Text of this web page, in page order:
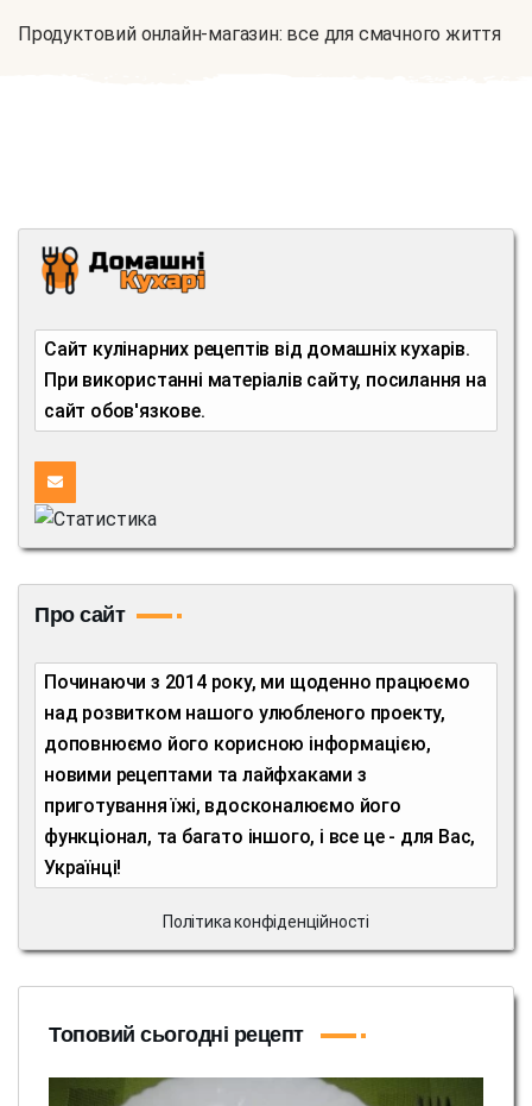
Продуктовий онлайн-магазин: все для смачного життя
Сайт кулінарних рецептів від домашніх кухарів.
При використанні матеріалів сайту, посилання на
сайт обов'язкове.
Про сайт
Починаючи з 2014 року, ми щоденно працюємо
над розвитком нашого улюбленого проекту,
доповнюємо його корисною інформацією,
новими рецептами та лайфхаками з
приготування їжі, вдосконалюємо його
функціонал, та багато іншого, і все це - для Вас,
Українці!
Політика конфіденційності
Топовий сьогодні рецепт